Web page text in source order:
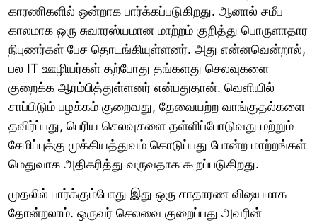
காரணிகளில் ஒன்றாக பார்க்கப்படுகிறது. ஆனால் சமீப
காலமாக ஒரு சுவாரஸ்யமான மாற்றம் குறித்து பொருளாதார
நிபுணர்கள் பேச தொடங்கியுள்ளனர். அது என்னவென்றால்,
பல IT ஊழியர்கள் தற்போது தங்களது செலவுகளை
குறைக்க ஆரம்பித்துள்ளனர் என்பதுதான். வெளியில்
சாப்பிடும் பழக்கம் குறைவது, தேவையற்ற வாங்குதல்களை
தவிர்ப்பது, பெரிய செலவுகளை தள்ளிப்போடுவது மற்றும்
சேமிப்புக்கு முக்கியத்துவம் கொடுப்பது போன்ற மாற்றங்கள்
மெதுவாக அதிகரித்து வருவதாக கூறப்படுகிறது.
முதலில் பார்க்கும்போது இது ஒரு சாதாரண விஷயமாக
தோன்றலாம். ஒருவர் செலவை குறைப்பது அவரின்